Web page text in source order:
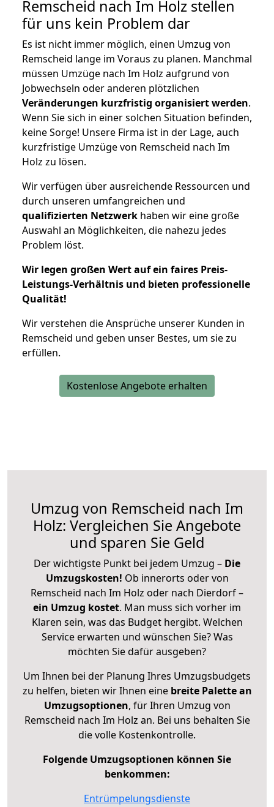
Remscheid nach Im Holz stellen
für uns kein Problem dar
Es ist nicht immer möglich, einen Umzug von
Remscheid lange im Voraus zu planen. Manchmal
müssen Umzüge nach Im Holz aufgrund von
Jobwechseln oder anderen plötzlichen
Veränderungen kurzfristig organisiert werden.
Wenn Sie sich in einer solchen Situation befinden,
keine Sorge! Unsere Firma ist in der Lage, auch
kurzfristige Umzüge von Remscheid nach Im
Holz zu lösen.
Wir verfügen über ausreichende Ressourcen und
durch unseren umfangreichen und
qualifizierten Netzwerk haben wir eine große
Auswahl an Möglichkeiten, die nahezu jedes
Problem löst.
Wir legen großen Wert auf ein faires Preis-
Leistungs-Verhältnis und bieten professionelle
Qualität!
Wir verstehen die Ansprüche unserer Kunden in
Remscheid und geben unser Bestes, um sie zu
erfüllen.
Kostenlose Angebote erhalten
Umzug von Remscheid nach Im
Holz: Vergleichen Sie Angebote
und sparen Sie Geld
Der wichtigste Punkt bei jedem Umzug – Die
Umzugskosten! Ob innerorts oder von
Remscheid nach Im Holz oder nach Dierdorf –
ein Umzug kostet. Man muss sich vorher im
Klaren sein, was das Budget hergibt. Welchen
Service erwarten und wünschen Sie? Was
möchten Sie dafür ausgeben?
Um Ihnen bei der Planung Ihres Umzugsbudgets
zu helfen, bieten wir Ihnen eine breite Palette an
Umzugsoptionen, für Ihren Umzug von
Remscheid nach Im Holz an. Bei uns behalten Sie
die volle Kostenkontrolle.
Folgende Umzugsoptionen können Sie
benkommen:
Entrümpelungsdienste